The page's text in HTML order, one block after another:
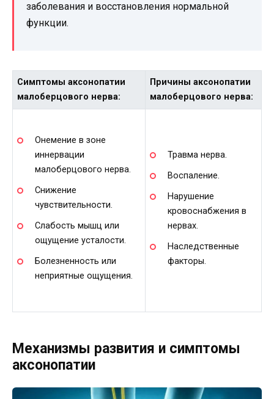
заболевания и восстановления нормальной
функции.
Симптомы аксонопатии
малоберцового нерва:
Причины аксонопатии
малоберцового нерва:
Онемение в зоне
иннервации
малоберцового нерва.
Снижение
чувствительности.
Слабость мышц или
ощущение усталости.
Болезненность или
неприятные ощущения.
Травма нерва.
Воспаление.
Нарушение
кровоснабжения в
нервах.
Наследственные
факторы.
Механизмы развития и симптомы
аксонопатии